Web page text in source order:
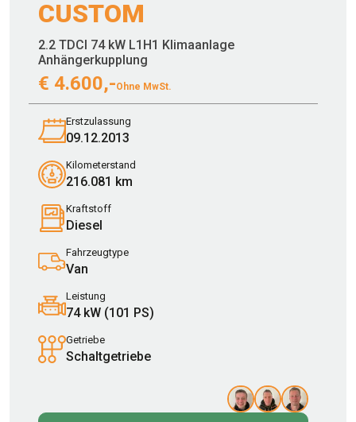
CUSTOM
2.2 TDCI 74 kW L1H1 Klimaanlage
Anhängerkupplung
€ 4.600,-Ohne MwSt.
Erstzulassung
09.12.2013
Kilometerstand
216.081 km
Kraftstoff
Diesel
Fahrzeugtype
Van
Leistung
74 kW (101 PS)
Getriebe
Schaltgetriebe